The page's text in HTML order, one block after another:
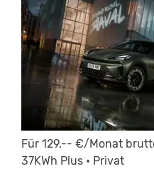
Für 129,-- €/Monat
37KWh Plus • Privat